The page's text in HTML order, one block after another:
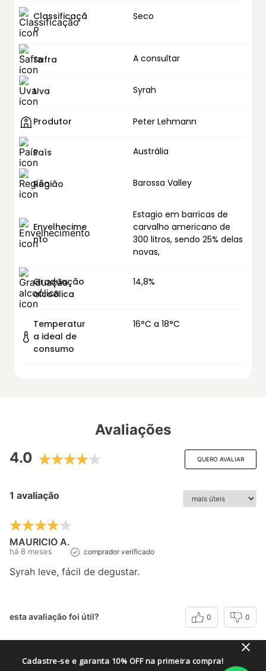
Classificaçã
o
Seco
Safra A consultar
Uva Syrah
Produtor Peter Lehmann
País Austrália
Região Barossa Valley
Envelhecime
nto
Estagio em barricas de
carvalho americano de
300 litros, sendo 25% delas
novas,
Graduação
alcoólica
14,8%
Temperatur
a ideal de
consumo
16°C a 18°C
Avaliações
4.0
QUERO AVALIAR
1 avaliação
MAURICIO A.
há 8 meses comprador verificado
Syrah leve, fácil de degustar.
esta avaliação foi útil? 0 0
Cadastre-se e garanta 10% OFF na primeira compra!